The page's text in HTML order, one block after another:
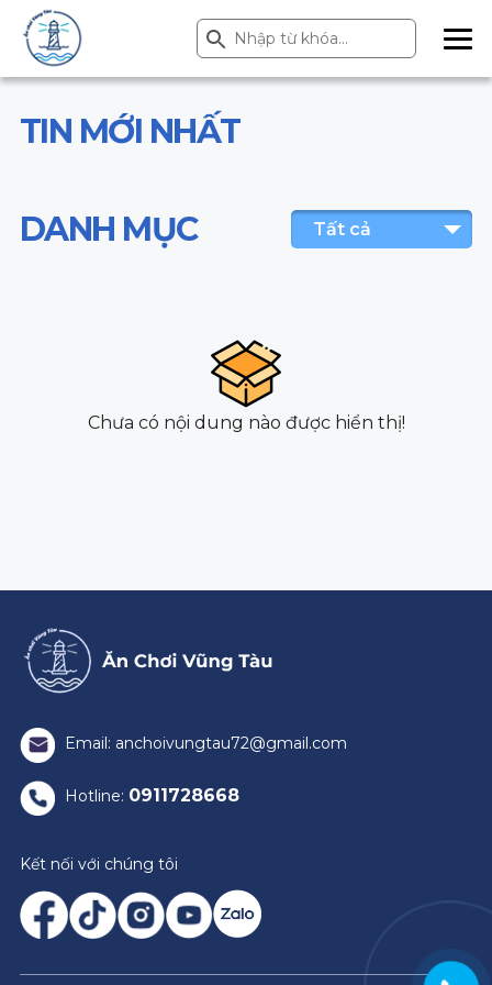
Search
for:
Search Button
ME
NU
TIN MỚI NHẤT
DANH MỤC Tất cả
Chưa có nội dung nào được hiển thị!
Email: anchoivungtau72@gmail.com
Hotline: 0911728668
Kết nối với chúng tôi